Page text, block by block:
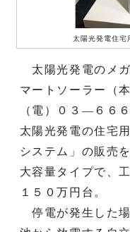
太陽光発電住宅
太陽光発電のメ
マートソーラー（
（電）０３―６６
太陽光発電の住宅
システム」の販売
大容量タイプで、
１５０万円台。
停電が発生した